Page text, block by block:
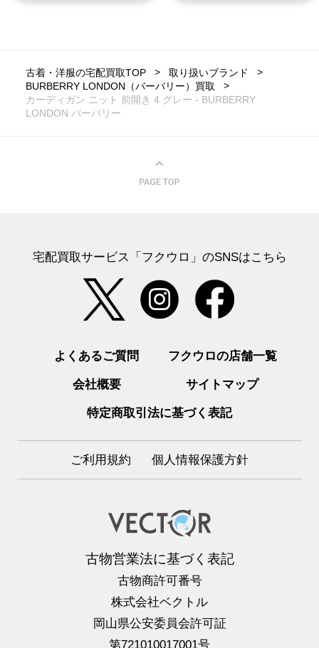
古着・洋服の宅配買取TOP
取り扱いブランド
BURBERRY LONDON（バーバリー）買取
カーディガン ニット 前開き 4 グレー - BURBERRY
LONDON バーバリー
宅配買取サービス「フクウロ」のSNSはこちら
よくあるご質問 フクウロの店舗一覧
会社概要 サイトマップ
特定商取引法に基づく表記
ご利用規約 個人情報保護方針
古物営業法に基づく表記
古物商許可番号
株式会社ベクトル
岡山県公安委員会許可証
第721010017001号